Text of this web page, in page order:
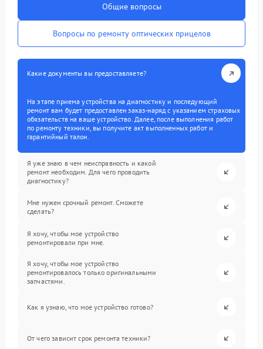
Общие вопросы
Вопросы по ремонту оптических прицелов
Какие документы вы предоставляете?
На этапе приема устройства на диагностику и последующий
ремонт вам будет предоставлен заказ-наряд с указанием страховых
обязательств на ваше устройство. Далее, после выполнения работ
по ремонту техники, вы получите акт выполненных работ и
гарантийный талон.
Я уже знаю в чем неисправность и какой
ремонт необходим. Для чего проводить
диагностику?
Мне нужен срочный ремонт. Сможете
сделать?
Я хочу, чтобы мое устройство
ремонтировали при мне.
Я хочу, чтобы мое устройство
ремонтировалось только оригинальными
запчастями.
Как я узнаю, что мое устройство готово?
От чего зависит срок ремонта техники?